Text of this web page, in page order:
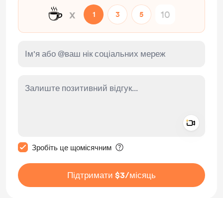
☕ x 1 3 5
Зробіть це щомісячним
Підтримати $3/місяць